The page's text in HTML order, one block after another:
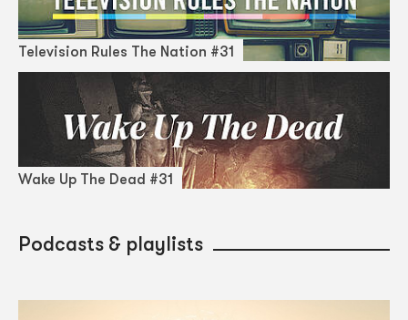
Television Rules The Nation #31
Wake Up The Dead #31
Podcasts & playlists